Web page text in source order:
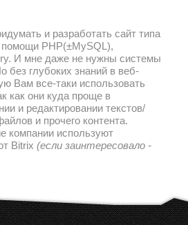
и разработать сайт типа
помощи PHP(±MySQL),
И мне даже не нужны системы
без глубоких знаний в веб-
Вам все-таки использовать
как они куда проще в
и редактировании текстов/
и прочего контента.
компании используют
Bitrix (если заинтересовало -